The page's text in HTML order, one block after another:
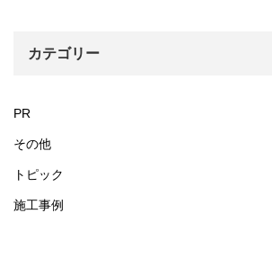
カテゴリー
PR
その他
トピック
施工事例